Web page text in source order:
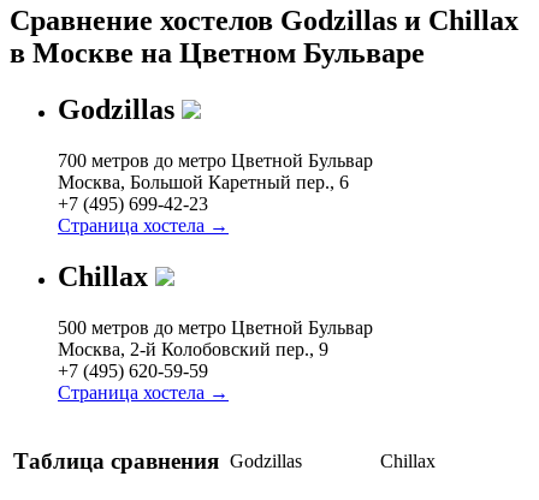
Сравнение хостелов Godzillas и Chillax
в Москве на Цветном Бульваре
Godzillas
700 метров до метро Цветной Бульвар
Москва, Большой Каретный пер., 6
+7 (495) 699-42-23
Страница хостела →
Chillax
500 метров до метро Цветной Бульвар
Москва, 2-й Колобовский пер., 9
+7 (495) 620-59-59
Страница хостела →
Таблица сравнения Godzillas Chillax